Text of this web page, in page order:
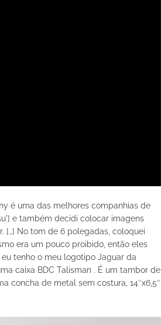
é uma das melhores companhias de
e também decidi colocar imagens
[…] No tom de 6 polegadas, coloquei
era um pouco proibido, então eles
tenho o meu logotipo Jaguar da
caixa BDC Talisman . É um tambor de
concha de metal sem costura, 14″x6,5″